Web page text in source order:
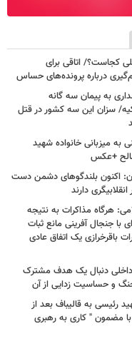
کجاست؟/ اتاقی برای
درباره پرونده‌های حساس
به پیمان سه گانه
سزان این سه کشور در قتل
به میزبانی خانواده شهید
+عکس
اکنون بلندگوهای دشمن دست
دارند
هرگاه مذاکرات به نتیجه
جنجال آفرینی مانع ثبات
باقرخرازی یک اتفاق عادی
داخلی دنبال یک هدف مشترک
و حساسیت زدایی از آن
رئیسی به قالیباف بعد از
مضمون " کاری به رهبری